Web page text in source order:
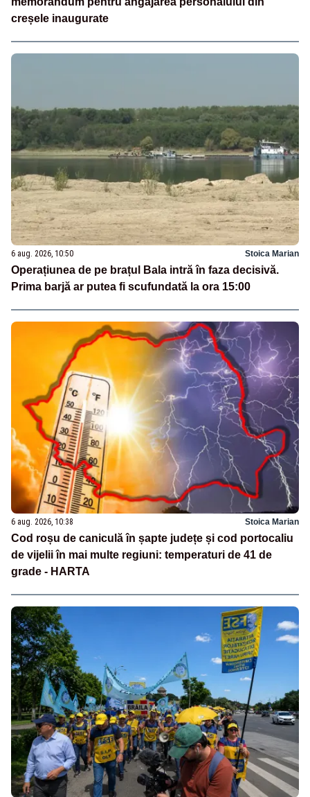
creșele inaugurate
6 aug. 2026, 10:50 Stoica Marian
Operațiunea de pe brațul Bala intră în faza decisivă.
Prima barjă ar putea fi scufundată la ora 15:00
6 aug. 2026, 10:38 Stoica Marian
Cod roșu de caniculă în șapte județe și cod portocaliu
de vijelii în mai multe regiuni: temperaturi de 41 de
grade - HARTA